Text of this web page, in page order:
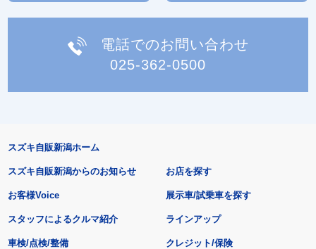
電話でのお問い合わせ
025-362-0500
スズキ自販新潟ホーム
スズキ自販新潟からのお知らせ
お客様Voice
スタッフによるクルマ紹介
お店を探す
展示車/試乗車を探す
ラインアップ
車検/点検/整備 クレジット/保険